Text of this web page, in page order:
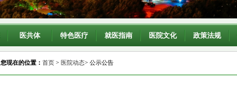
医共体 特色医疗 就医指南 医院文化 政策法规
您现在的位置： 首页 > 医院动态> 公示公告